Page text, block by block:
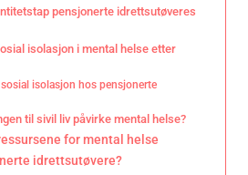
pensjonerte idrettsutøveres
isolasjon i mental helse etter
sosial isolasjon hos pensjonerte
til sivil liv påvirke mental helse?
for mental helse
idrettsutøvere?